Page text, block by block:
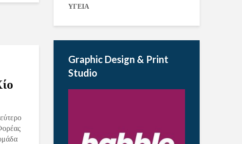
ΥΓΕΙΑ
Graphic Design & Print
Studio